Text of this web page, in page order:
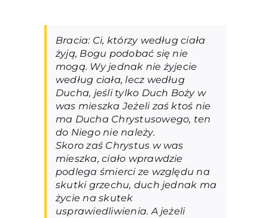
Bracia: Ci, którzy według ciała
żyją, Bogu podobać się nie
mogą. Wy jednak nie żyjecie
według ciała, lecz według
Ducha, jeśli tylko Duch Boży w
was mieszka Jeżeli zaś ktoś nie
ma Ducha Chrystusowego, ten
do Niego nie należy.
Skoro zaś Chrystus w was
mieszka, ciało wprawdzie
podlega śmierci ze względu na
skutki grzechu, duch jednak ma
życie na skutek
usprawiedliwienia. A jeżeli